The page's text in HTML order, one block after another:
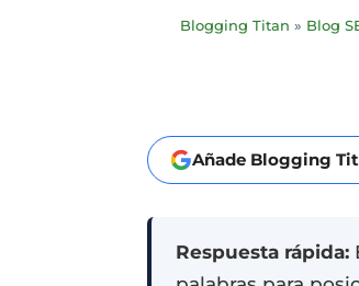
Añade Blogging
Respuesta rápida:
Blogging Titan » Blog